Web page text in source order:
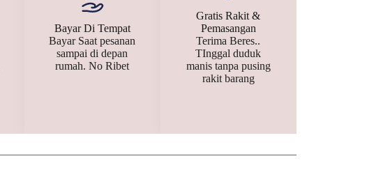
Bayar Di Tempat
Bayar Saat pesanan
sampai di depan
rumah. No Ribet
Gratis Rakit &
Pemasangan
Terima Beres..
TInggal duduk
manis tanpa pusing
rakit barang